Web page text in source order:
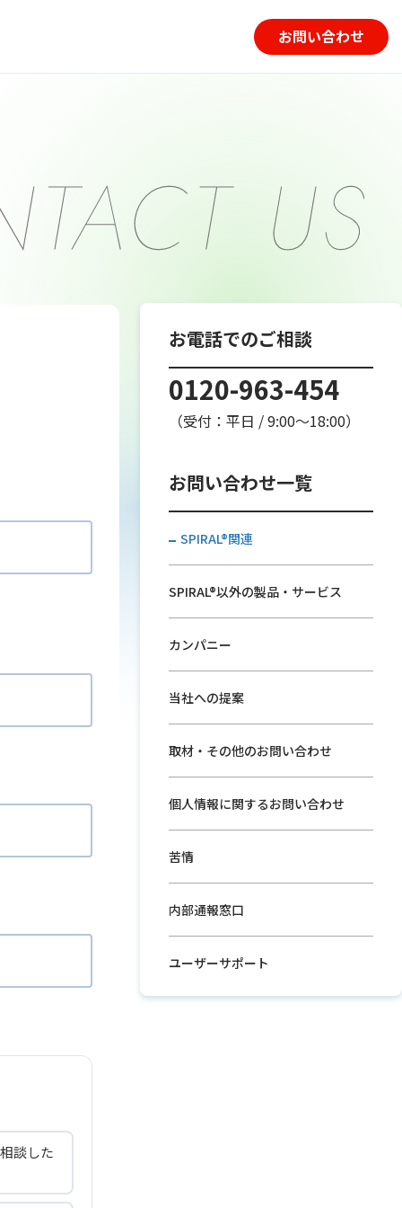
お問い合わせ
談した
お電話でのご相談
0120-963-454
（受付：平日 / 9:00〜18:00）
お問い合わせ一覧
SPIRAL®関連
SPIRAL®以外の製品・サービス
カンパニー
当社への提案
取材・その他のお問い合わせ
個人情報に関するお問い合わせ
苦情
内部通報窓口
ユーザーサポート